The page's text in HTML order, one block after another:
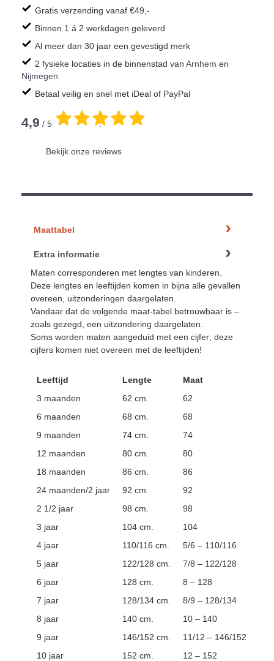
Gratis verzending vanaf €49,-
Binnen 1 á 2 werkdagen geleverd
Al meer dan 30 jaar een gevestigd merk
2 fysieke locaties in de binnenstad van Arnhem en
Nijmegen
Betaal veilig en snel met iDeal of PayPal
4,9 / 5 .
Bekijk onze reviews
Maattabel
Extra informatie
Maten corresponderen met lengtes van kinderen.
Deze lengtes en leeftijden komen in bijna alle gevallen
overeen, uitzonderingen daargelaten.
Vandaar dat de volgende maat-tabel betrouwbaar is –
zoals gezegd, een uitzondering daargelaten.
Soms worden maten aangeduid met een cijfer; deze
cijfers komen niet overeen met de leeftijden!
Leeftijd Lengte
Maat
3 maanden
62 cm.
62
6 maanden
68 cm.
68
9 maanden
74 cm.
74
12 maanden
80 cm.
80
18 maanden
86 cm.
86
24 maanden/2 jaar
92 cm.
92
2 1/2 jaar
98 cm.
98
3 jaar
104 cm.
104
4 jaar
110/116 cm.
5/6 – 110/116
5 jaar
122/128 cm.
7/8 – 122/128
6 jaar
128 cm.
8 – 128
7 jaar
128/134 cm.
8/9 – 128/134
8 jaar
140 cm.
10 – 140
9 jaar
146/152 cm.
11/12 – 146/152
10 jaar
152 cm. 12 – 152